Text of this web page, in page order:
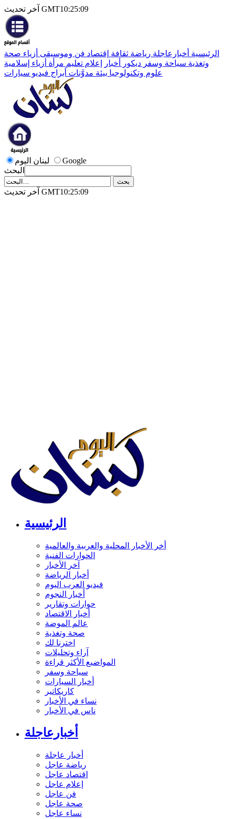
آخر تحديث GMT10:25:09
الرئيسية أخبارعاجلة رياضة ثقافة إقتصاد فن وموسيقى أزياء صحة
وتغذية سياحة وسفر ديكور أخبار إعلام تعليم مرأة أزياء إسلامية
علوم وتكنولوجيا بيئة مدوَّنات أبراج فيديو سيارات
لبنان اليوم
Google
البحث
آخر تحديث GMT10:25:09
الرئيسية
أخر الأخبار المحلية والعربية والعالمية
الحوارات الفنية
آخر الأخبار
أخبار الرياضة
فيديو العرب اليوم
أخبار النجوم
حوارات وتقارير
أخبار الاقتصاد
عالم الموضة
صحة وتغذية
اخترنا لك
آراء وتحليلات
المواضيع الأكثر قراءة
سياحة وسفر
أخبار السيارات
كاريكاتير
نساء في الأخبار
ناس في الأخبار
أخبارعاجلة
أخبار عاجلة
رياضة عاجل
اقتصاد عاجل
إعلام عاجل
فن عاجل
صحة عاجل
نساء عاجل